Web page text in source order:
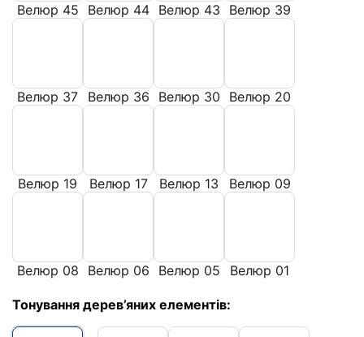
Велюр 45 Велюр 44 Велюр 43 Велюр 39
Велюр 37 Велюр 36 Велюр 30 Велюр 20
Велюр 19 Велюр 17 Велюр 13 Велюр 09
Велюр 08 Велюр 06 Велюр 05 Велюр 01
Тонування дерев’яних елементів: